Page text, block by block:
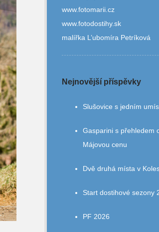
www.fotomarii.cz
www.fotodostihy.sk
malířka L’ubomíra Petríková
Nejnovější příspěvky
Slušovice s jedním
Gasparini s přehledem
Májovou cenu
Dvě druhá místa v
Start dostihové sezony
PF 2026